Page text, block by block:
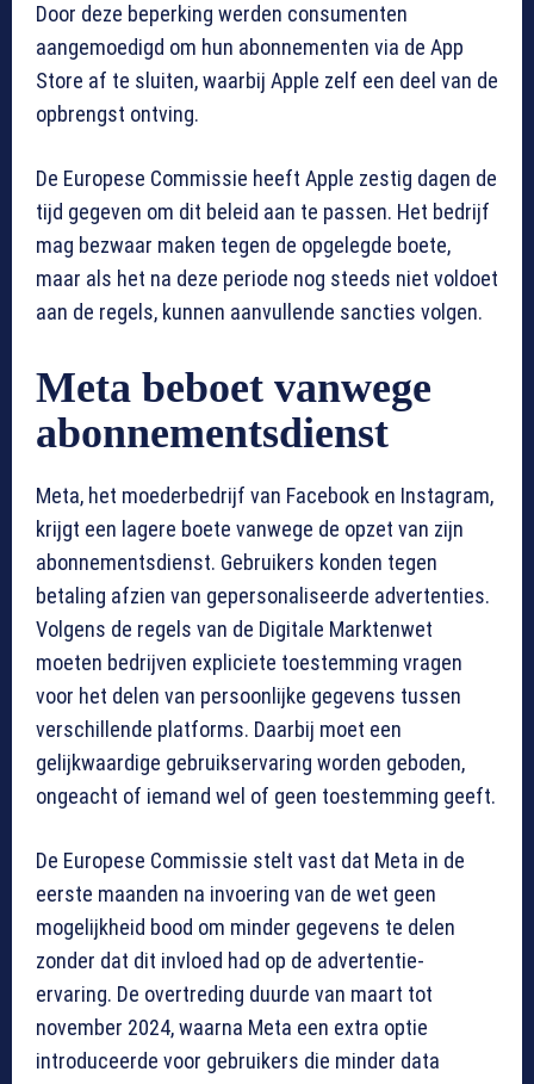
Door deze beperking werden consumenten
aangemoedigd om hun abonnementen via de App
Store af te sluiten, waarbij Apple zelf een deel van de
opbrengst ontving.
De Europese Commissie heeft Apple zestig dagen de
tijd gegeven om dit beleid aan te passen. Het bedrijf
mag bezwaar maken tegen de opgelegde boete,
maar als het na deze periode nog steeds niet voldoet
aan de regels, kunnen aanvullende sancties volgen.
Meta beboet vanwege
abonnementsdienst
Meta, het moederbedrijf van Facebook en Instagram,
krijgt een lagere boete vanwege de opzet van zijn
abonnementsdienst. Gebruikers konden tegen
betaling afzien van gepersonaliseerde advertenties.
Volgens de regels van de Digitale Marktenwet
moeten bedrijven expliciete toestemming vragen
voor het delen van persoonlijke gegevens tussen
verschillende platforms. Daarbij moet een
gelijkwaardige gebruikservaring worden geboden,
ongeacht of iemand wel of geen toestemming geeft.
De Europese Commissie stelt vast dat Meta in de
eerste maanden na invoering van de wet geen
mogelijkheid bood om minder gegevens te delen
zonder dat dit invloed had op de advertentie-
ervaring. De overtreding duurde van maart tot
november 2024, waarna Meta een extra optie
introduceerde voor gebruikers die minder data